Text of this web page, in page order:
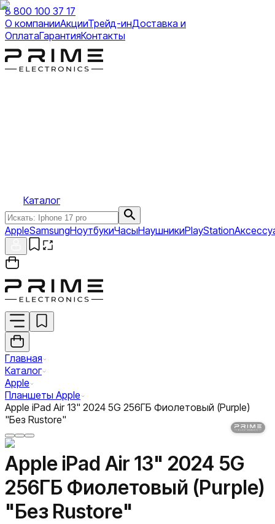
8 800 100 37 17
О компанииАкцииТрейд-инДоставка и
ОплатаГарантияКонтакты
Каталог
AppleSamsungНоутбукиЧасыНаушникиPlayStation
Главная
Каталог
Apple
Планшеты Apple
Apple iPad Air 13" 2024 5G 256ГБ Фиолетовый (Purple)
"Без Rustore"
Apple iPad Air 13" 2024 5G
256ГБ Фиолетовый (Purple)
"Без Rustore"